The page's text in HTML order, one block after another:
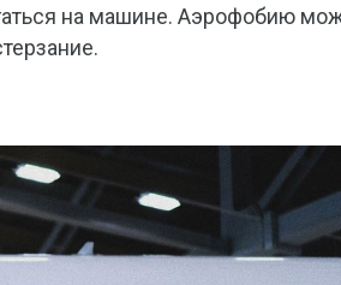
на машине. Аэрофобию